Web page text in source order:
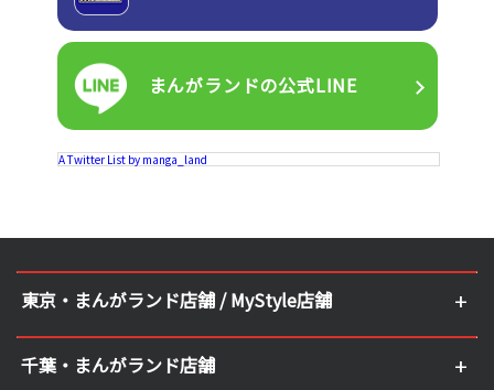
まんがランドの公式LINE
A Twitter List by manga_land
東京・まんがランド店舗 / MyStyle店舗
千葉・まんがランド店舗